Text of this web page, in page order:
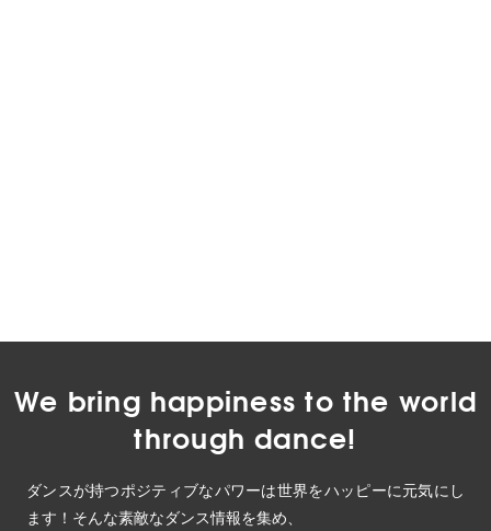
We bring happiness to the world
through dance!
ダンスが持つポジティブなパワーは世界をハッピーに元気にし
ます！そんな素敵なダンス情報を集め、